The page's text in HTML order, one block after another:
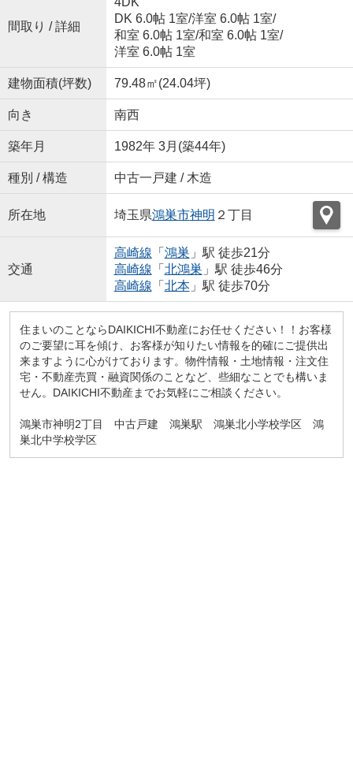
間取り / 詳細
DK 6.0帖 1室/洋室 6.0帖 1室/
和室 6.0帖 1室/和室 6.0帖 1室/
洋室 6.0帖 1室
建物面積(坪数) 79.48㎡(24.04坪)
向き 南西
築年月 1982年 3月(築44年)
種別 / 構造 中古一戸建 / 木造
所在地 埼玉県鴻巣市神明 ２丁目
交通
高崎線 「 鴻巣 」駅 徒歩21分
高崎線 「 北鴻巣 」駅 徒歩46分
高崎線 「 北本」駅 徒歩70分
住まいのことならDAIKICHI不動産にお任せください！！お客様
のご要望に耳を傾け、お客様が知りたい情報を的確にご提供出
来ますように心がけております。物件情報・土地情報・注文住
宅・不動産売買・融資関係のことなど、些細なことでも構いま
せん。DAIKICHI不動産までお気軽にご相談ください。
鴻巣市神明2丁目 中古戸建 鴻巣駅 鴻巣北小学校学区 鴻
巣北中学校学区